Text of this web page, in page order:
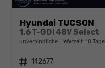
Hyundai TUCSON
1.6 T-GDI 48V Select
unverbindliche Lieferzeit: 10 Tage
Fahrzeugnr. 142677